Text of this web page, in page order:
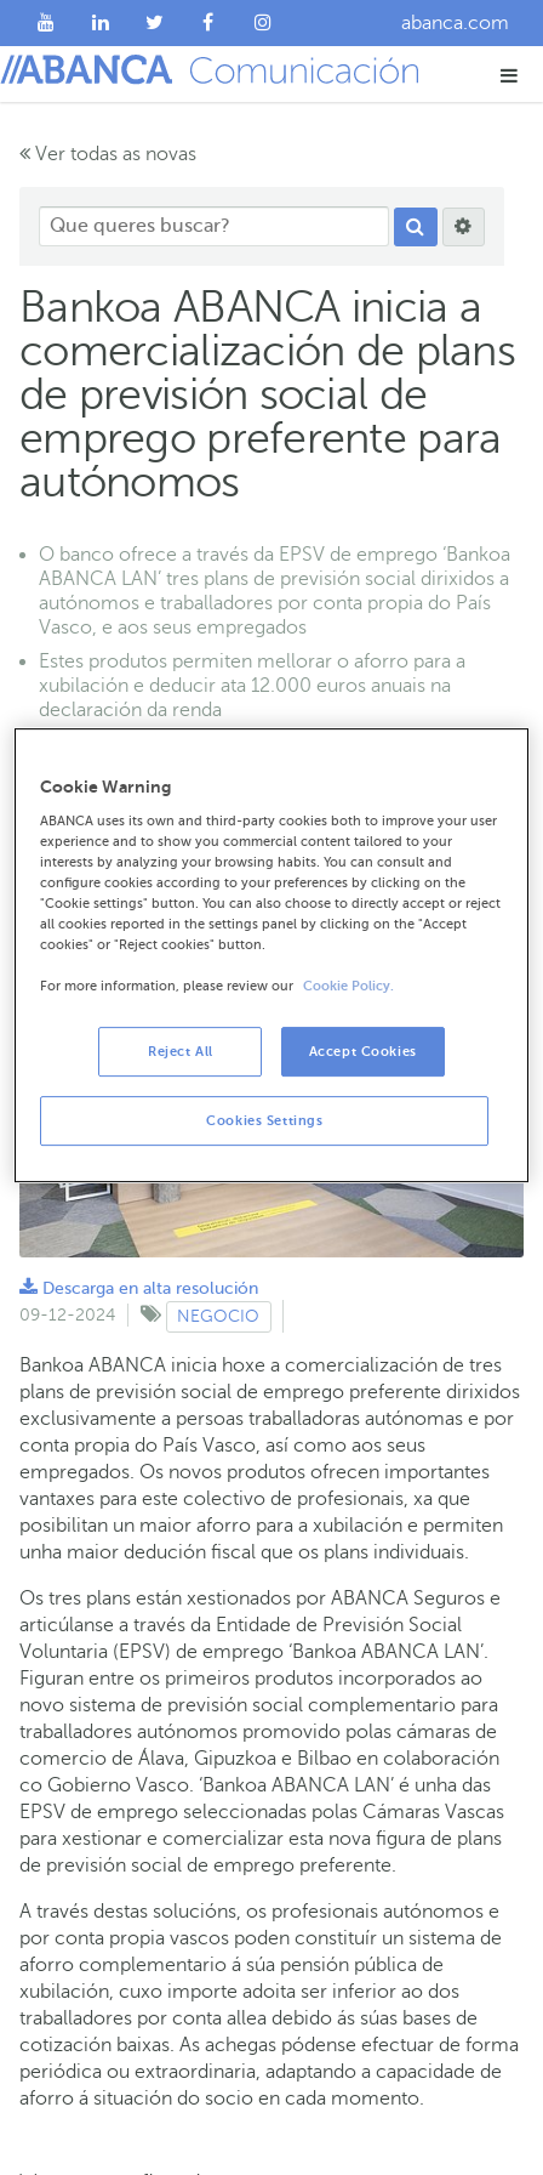
abanca.com
Ver todas as novas
Bankoa ABANCA inicia a
comercialización de plans
de previsión social de
emprego preferente para
autónomos
O banco ofrece a través da EPSV de emprego ‘Bankoa
ABANCA LAN’ tres plans de previsión social dirixidos a
autónomos e traballadores por conta propia do País
Vasco, e aos seus empregados
Estes produtos permiten mellorar o aforro para a
xubilación e deducir ata 12.000 euros anuais na
declaración da renda
de emprego preferente promovido polas Cámaras
Vascas
Descarga en alta resolución
09-12-2024
NEGOCIO
Bankoa ABANCA inicia hoxe a comercialización de tres
plans de previsión social de emprego preferente dirixidos
exclusivamente a persoas traballadoras autónomas e por
conta propia do País Vasco, así como aos seus
empregados. Os novos produtos ofrecen importantes
vantaxes para este colectivo de profesionais, xa que
posibilitan un maior aforro para a xubilación e permiten
unha maior dedución fiscal que os plans individuais.
Os tres plans están xestionados por ABANCA Seguros e
articúlanse a través da Entidade de Previsión Social
Voluntaria (EPSV) de emprego ‘Bankoa ABANCA LAN’.
Figuran entre os primeiros produtos incorporados ao
novo sistema de previsión social complementario para
traballadores autónomos promovido polas cámaras de
comercio de Álava, Gipuzkoa e Bilbao en colaboración
co Gobierno Vasco. ‘Bankoa ABANCA LAN’ é unha das
EPSV de emprego seleccionadas polas Cámaras Vascas
para xestionar e comercializar esta nova figura de plans
de previsión social de emprego preferente.
A través destas solucións, os profesionais autónomos e
por conta propia vascos poden constituír un sistema de
aforro complementario á súa pensión pública de
xubilación, cuxo importe adoita ser inferior ao dos
traballadores por conta allea debido ás súas bases de
cotización baixas. As achegas pódense efectuar de forma
periódica ou extraordinaria, adaptando a capacidade de
aforro á situación do socio en cada momento.
Cookie Warning
ABANCA uses its own and third-party cookies both to improve your user
experience and to show you commercial content tailored to your
interests by analyzing your browsing habits. You can consult and
configure cookies according to your preferences by clicking on the
"Cookie settings" button. You can also choose to directly accept or reject
all cookies reported in the settings panel by clicking on the "Accept
cookies" or "Reject cookies" button.
For more information, please review our Cookie Policy.
Cookies Settings
Reject All Accept Cookies